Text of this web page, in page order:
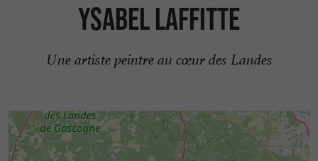
Ysabel Laffitte
Une artiste peintre au cœur des Landes